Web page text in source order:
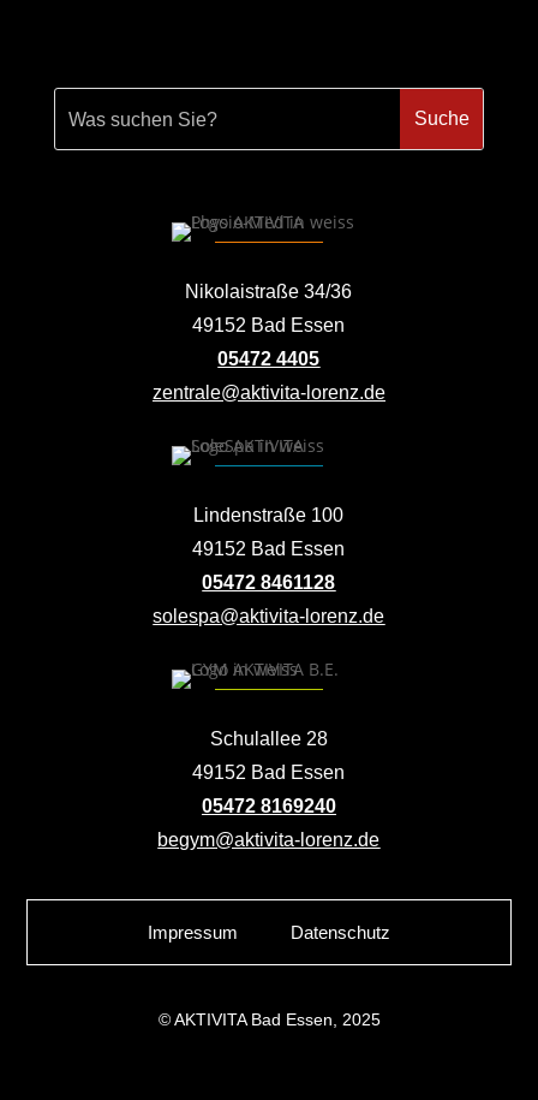
Nikolaistraße 34/36
49152 Bad Essen
05472 4405
zentrale@aktivita-lorenz.de
Lindenstraße 100
49152 Bad Essen
05472 8461128
solespa@aktivita-lorenz.de
Schulallee 28
49152 Bad Essen
05472 8169240
begym@aktivita-lorenz.de
Impressum Datenschutz
© AKTIVITA Bad Essen, 2025